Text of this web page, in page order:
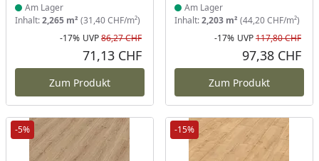
Am Lager
Inhalt:2,265 m² (31,40 CHF/m²)
Rabatt in Prozent
-17%
Ursprünglicher Preis
UVP86,27 CHF
71,13 CHF
Zum Produkt
Am Lager
Inhalt:2,203 m² (44,20 CHF/m²)
-17% UVP117,80 CHF
97,38 CHF
Zum Produkt
-5% -15%